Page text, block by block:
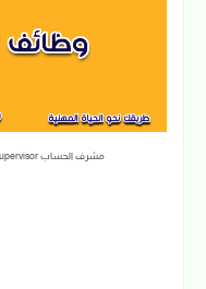
مشرف الحساب Account supervisor | تاركو للطيران TARCCAVIATION